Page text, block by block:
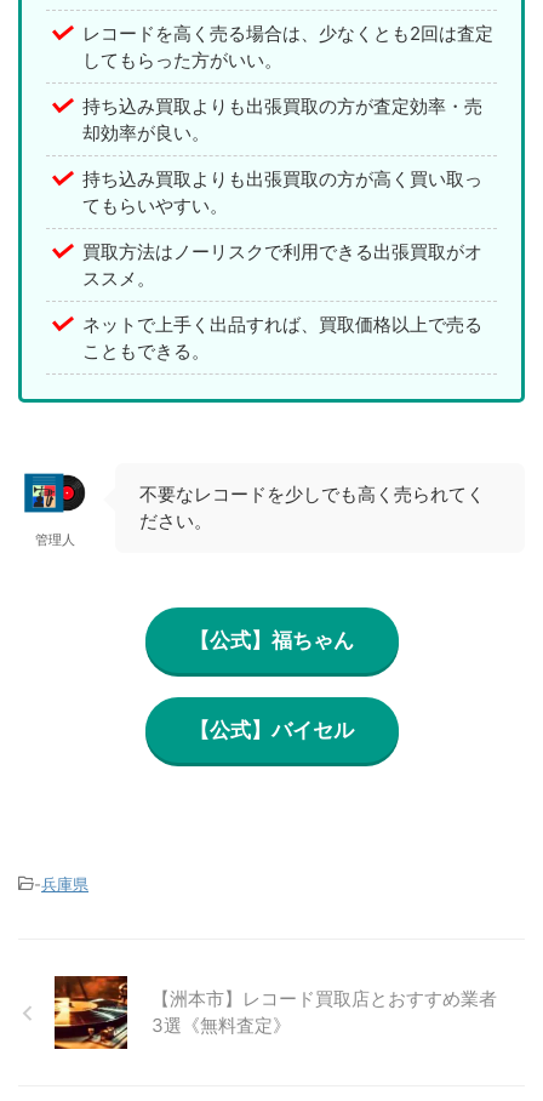
レコードを高く売る場合は、少なくとも2回は査定
してもらった方がいい。
持ち込み買取よりも出張買取の方が査定効率・売
却効率が良い。
持ち込み買取よりも出張買取の方が高く買い取っ
てもらいやすい。
買取方法はノーリスクで利用できる出張買取がオ
ススメ。
ネットで上手く出品すれば、買取価格以上で売る
こともできる。
管理人
不要なレコードを少しでも高く売られてく
ださい。
【公式】福ちゃん
【公式】バイセル
-兵庫県
【洲本市】レコード買取店とおすすめ業者
3選《無料査定》